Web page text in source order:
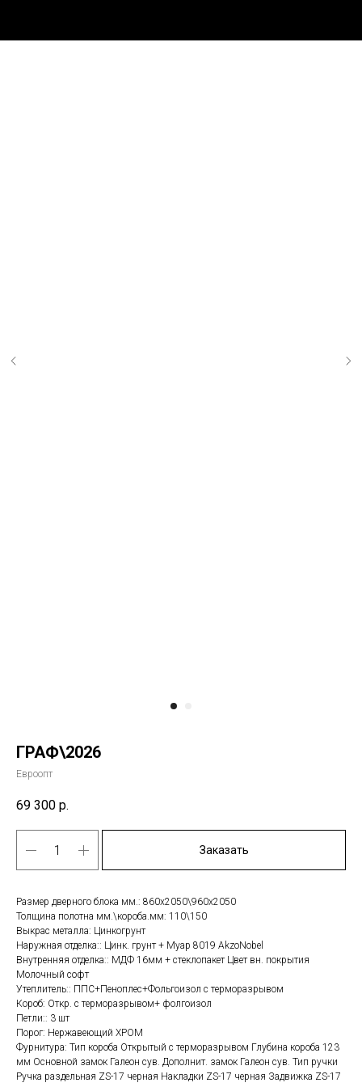
ГРАФ\2026
Евроопт
69 300 р.
Заказать
Размер дверного блока мм.: 860х2050\960х2050
Толщина полотна мм.\короба.мм: 110\150
Выкрас металла: Цинкогрунт
Наружная отделка:: Цинк. грунт + Муар 8019 AkzoNobel
Внутренняя отделка:: МДФ 16мм + стеклопакет Цвет вн. покрытия
Молочный софт
Утеплитель:: ППС+Пеноплес+Фольгоизол с терморазрывом
Короб: Откр. с терморазрывом+ фолгоизол
Петли:: 3 шт
Порог: Нержавеющий ХРОМ
Фурнитура: Тип короба Открытый с терморазрывом Глубина короба 123
мм Основной замок Галеон сув. Дополнит. замок Галеон сув. Тип ручки
Ручка раздельная ZS-17 черная Накладки ZS-17 черная Задвижка ZS-17